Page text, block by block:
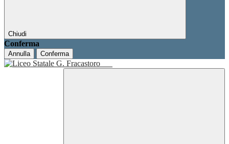
Chiudi
Conferma
Annulla Conferma